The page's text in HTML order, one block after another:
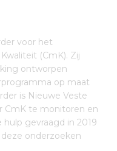
voor het
(CmK). Zij
ontworpen
op maat
is Nieuwe Veste
CmK te monitoren en
gevraagd in 2019
onderzoeken